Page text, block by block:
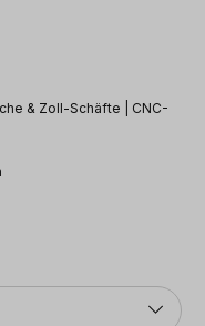
& Zoll-Schäfte | CNC-